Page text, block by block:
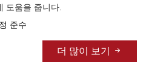
도움을 줍니다.
준수
더 많이 보기